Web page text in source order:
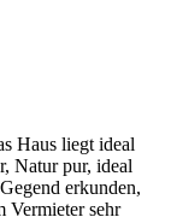
Haus liegt ideal
Natur pur, ideal
erkunden,
Vermieter sehr